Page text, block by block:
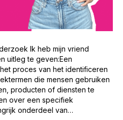
Ik heb mijn vriend
uitleg te geven:Een
proces van het identificeren
die mensen gebruiken
producten of diensten te
over een specifiek
onderdeel van…